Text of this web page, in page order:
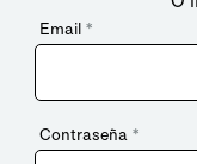
Email *
Contraseña *